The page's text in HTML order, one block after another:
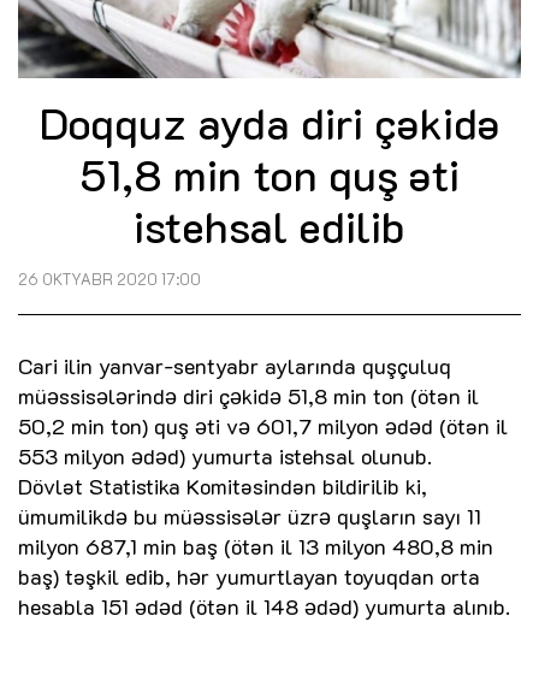
Doqquz ayda diri çəkidə
51,8 min ton quş əti
istehsal edilib
26 OKTYABR 2020 17:00
Cari ilin yanvar-sentyabr aylarında quşçuluq
müәssisәlәrindә diri çәkidә 51,8 min ton (ötən il
50,2 min ton) quş әti vә 601,7 milyon әdәd (ötən il
553 milyon әdәd) yumurta istehsal olunub.
Dövlət Statistika Komitəsindən bildirilib ki,
ümumilikdә bu müәssisәlәr üzrә quşların sayı 11
milyon 687,1 min baş (ötən il 13 milyon 480,8 min
baş) təşkil edib, hәr yumurtlayan toyuqdan orta
hesabla 151 әdәd (ötən il 148 әdәd) yumurta alınıb.